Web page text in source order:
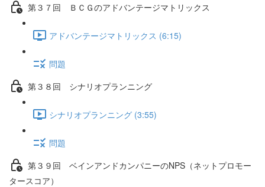
第３７回 ＢＣＧのアドバンテージマトリックス
アドバンテージマトリックス (6:15)
問題
第３８回 シナリオプランニング
シナリオプランニング (3:55)
問題
第３９回 ベインアンドカンパニーのNPS（ネットプロモー
タースコア）